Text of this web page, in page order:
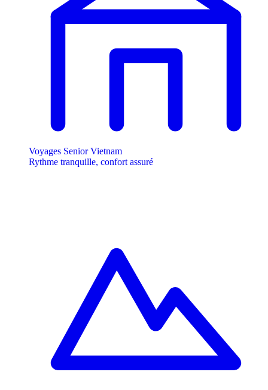
Voyages Senior Vietnam
Rythme tranquille, confort assuré